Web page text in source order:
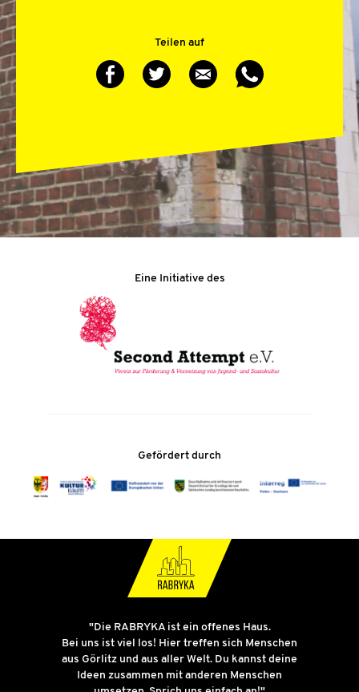
Teilen auf
Eine Initiative des
Gefördert durch
"Die RABRYKA ist ein offenes Haus.
Bei uns ist viel los! Hier treffen sich Menschen
aus Görlitz und aus aller Welt. Du kannst deine
Ideen zusammen mit anderen Menschen